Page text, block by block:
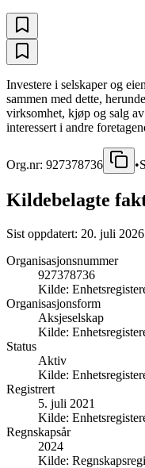
Investere i selskaper og
sammen med dette,
virksomhet, kjøp og salg
interessert i andre
Org.nr: 927378736 •
Kildebelagte
Sist oppdatert: 20. juli 2026
Organisasjonsnummer
927378736
Kilde:
Organisasjonsform
Aksjeselskap
Kilde:
Status
Aktiv
Kilde:
Registrert
5. juli 2021
Kilde:
Regnskapsår
2024
Kilde: